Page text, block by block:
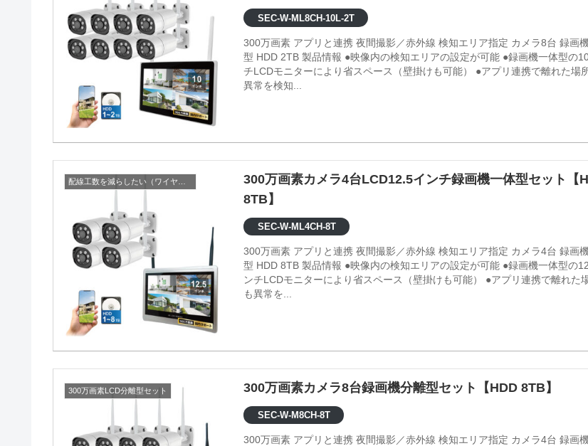
SEC-W-ML8CH-10L-2T
300万画素 アプリと連携 夜間撮影／赤外線 検知エリア指定 カメラ8台 録画
型 HDD 2TB 製品情報 ●映像内の検知エリアの設定が可能 ●録画機一体型の10イン
チLCDモニターにより省スペース（壁掛けも可能） ●アプリ連携で離れた場
異常を検知...
配線工数を減らしたい（ワイヤレス）
300万画素カメラ4台LCD12.5インチ録画機一体型セット【
8TB】
SEC-W-ML4CH-8T
300万画素 アプリと連携 夜間撮影／赤外線 検知エリア指定 カメラ4台 録画
型 HDD 8TB 製品情報 ●映像内の検知エリアの設定が可能 ●録画機一体型の12.5イ
ンチLCDモニターにより省スペース（壁掛けも可能） ●アプリ連携で離れた
も異常を...
300万画素LCD分離型セット 300万画素カメラ8台録画機分離型セット【HDD 8TB】
SEC-W-M8CH-8T
300万画素 アプリと連携 夜間撮影／赤外線 検知エリア指定 カメラ4台 録画